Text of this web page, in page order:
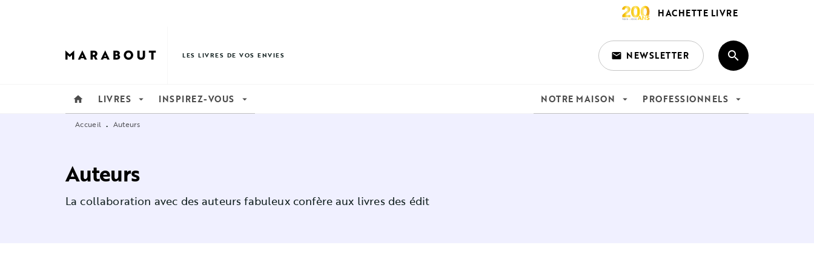
HACHETTE LIVRE
LES LIVRES DE VOS ENVIES email NEWSLETTER search
home LIVRES arrow_drop_down INSPIREZ-VOUS arrow_drop_down NOTRE MAISON arrow_drop_down PROFESSIONNELS arrow_drop_down
Accueil • Auteurs
Auteurs
La collaboration avec des auteurs fabuleux confère aux livres des édit